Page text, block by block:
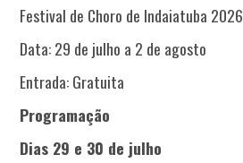
Festival de Choro de Indaiatuba 2026
Data: 29 de julho a 2 de agosto
Entrada: Gratuita
Programação
Dias 29 e 30 de julho